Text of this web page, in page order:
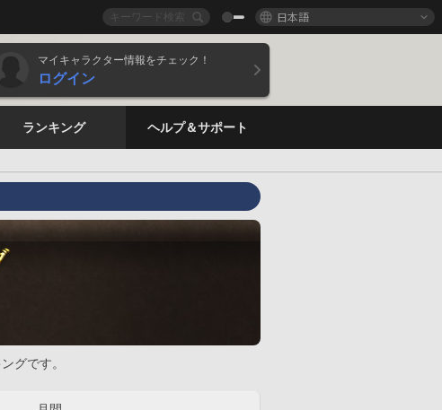
日本語
マイキャラクター情報をチェック！
ログイン
ランキング ヘルプ＆サポート
グです。